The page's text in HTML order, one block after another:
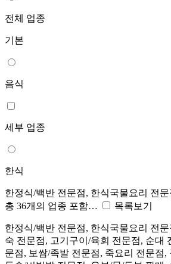
전체 업종
기본
음식
세부 업종
한식
한정식/백반 전문점, 한식국물요리 전문
총 36개의 업종 포함…
목록보기
한정식/백반 전문점, 한식국물요리 전
숙 전문점, 고기구이/육회 전문점, 순대
문점, 보쌈/족발 전문점, 죽요리 전문점,